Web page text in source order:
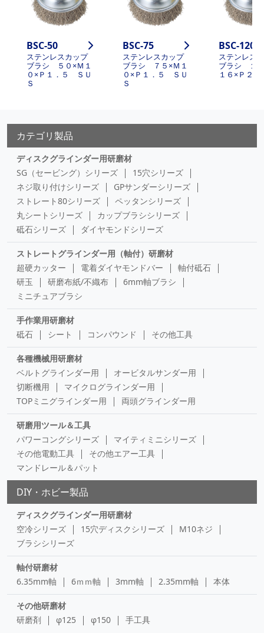
BSC-50
ステンレスカップ
ブラシ ５０×Ｍ１
０×Ｐ１．５ ＳＵ
Ｓ
BSC-75
ステンレスカップ
ブラシ ７５×Ｍ１
０×Ｐ１．５ ＳＵ
Ｓ
BSC-120
ステンレス
ブラシ １
１６×Ｐ２
カテゴリ製品
ディスクグラインダー用研磨材
SG（セービング）シリーズ
15穴シリーズ
ネジ取り付けシリーズ
GPサンダーシリーズ
ストレート80シリーズ
ペッタンシリーズ
丸シートシリーズ
カップブラシシリーズ
砥石シリーズ
ダイヤモンドシリーズ
ストレートグラインダー用（軸付）研磨材
超硬カッター
電着ダイヤモンドバー
軸付砥石
研玉
研磨布紙/不織布
6mm軸ブラシ
ミニチュアブラシ
手作業用研磨材
砥石
シート コンパウンド その他工具
各種機械用研磨材
ベルトグラインダー用
オービタルサンダー用
切断機用
マイクログラインダー用
TOPミニグラインダー用
両頭グラインダー用
研磨用ツール＆工具
パワーコングシリーズ
マイティミニシリーズ
その他電動工具
その他エアー工具
マンドレール＆パット
DIY・ホビー製品
ディスクグラインダー用研磨材
空冷シリーズ
15穴ディスクシリーズ
M10ネジ
ブラシシリーズ
軸付研磨材
6.35mm軸
6ｍｍ軸 3mm軸 2.35mm軸 本体
その他研磨材
研磨剤
φ125 φ150 手工具